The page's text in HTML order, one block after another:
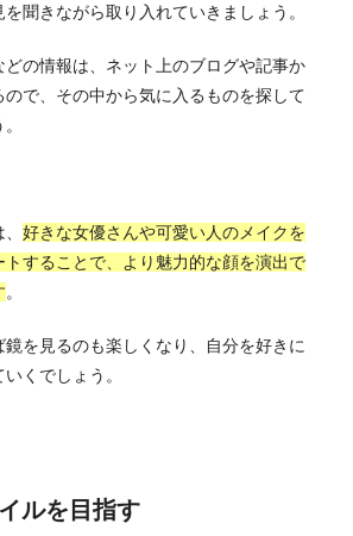
聞きながら取り入れていきましょう。
の情報は、ネット上のブログや記事か
ので、その中から気に入るものを探して
好きな女優さんや可愛い人のメイクを
することで、より魅力的な顔を演出で
。
鏡を見るのも楽しくなり、自分を好きに
くでしょう。
ルを目指す